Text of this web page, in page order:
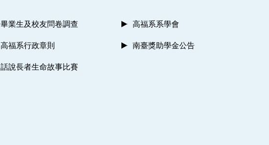
畢業生及校友問卷調查
高福系系學會
高福系行政章則
南臺獎助學金公告
話說長者生命故事比賽